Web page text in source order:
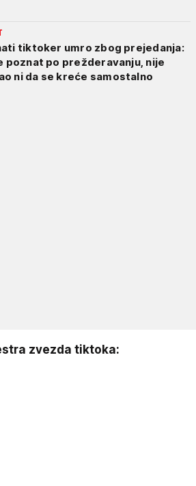
tiktoker umro zbog prejedanja:
poznat po prežderavanju, nije
ni da se kreće samostalno
zvezda tiktoka: